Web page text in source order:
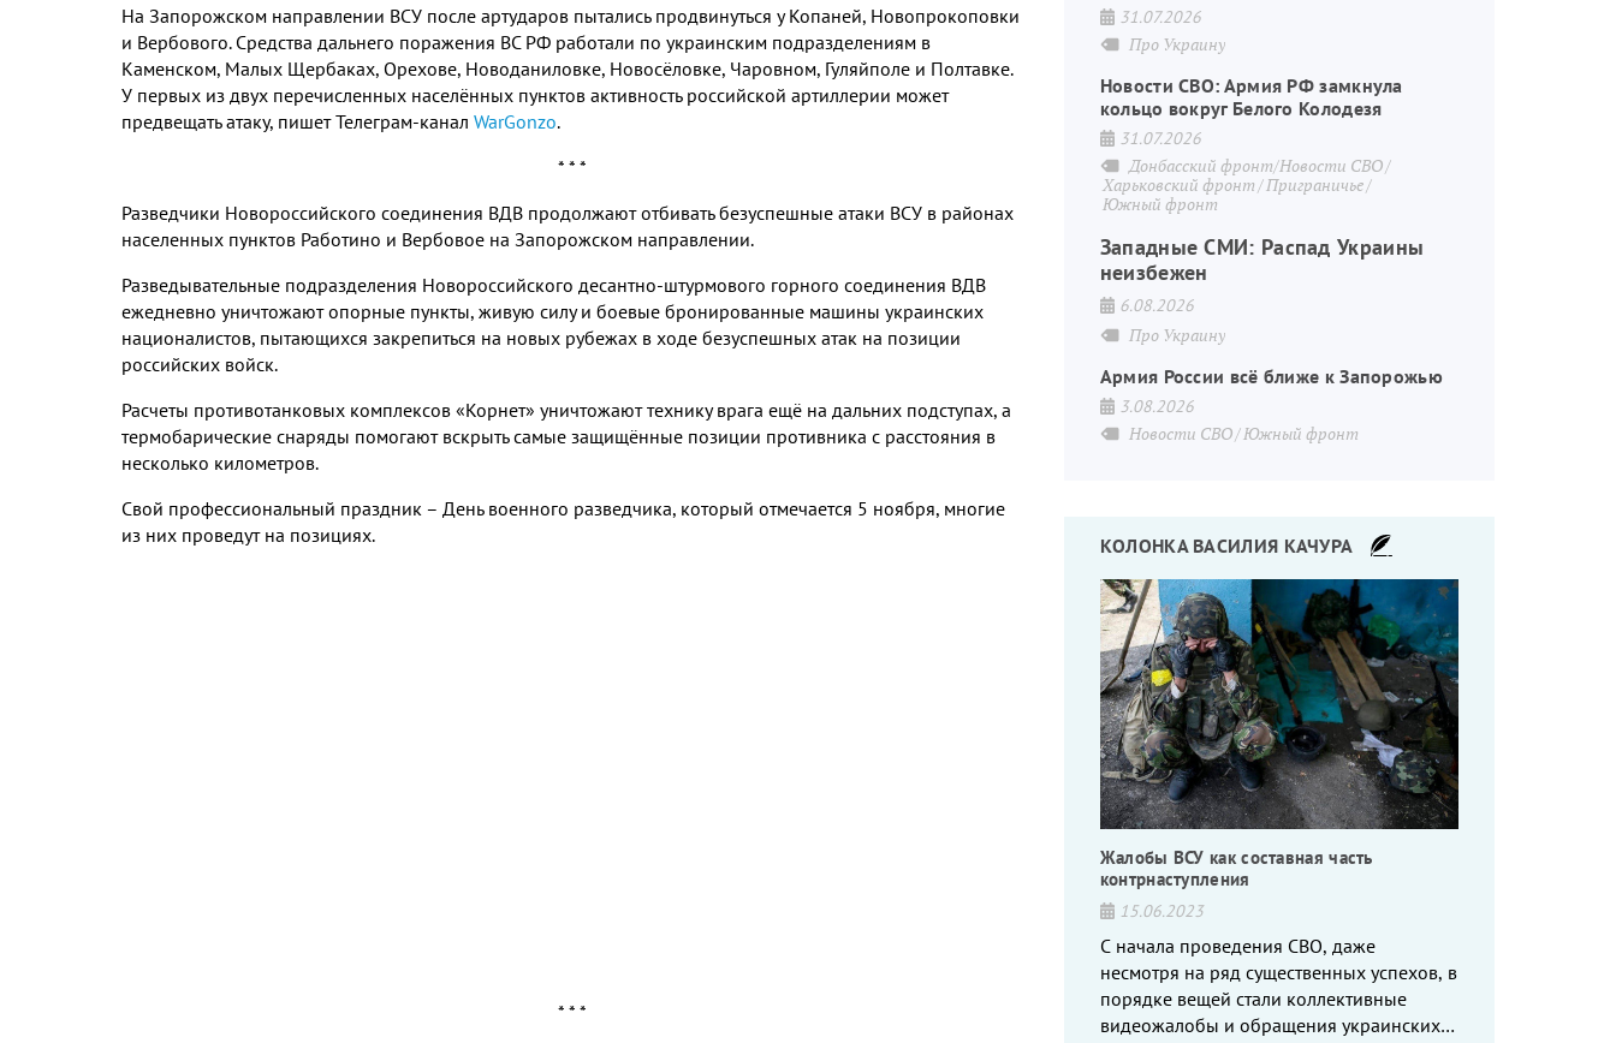
На Запорожском направлении ВСУ после артударов пытались продвинуться у Копаней, Новопрокоповки
и Вербового. Средства дальнего поражения ВС РФ работали по украинским подразделениям в
Каменском, Малых Щербаках, Орехове, Новоданиловке, Новосёловке, Чаровном, Гуляйполе и Полтавке.
У первых из двух перечисленных населённых пунктов активность российской артиллерии может
предвещать атаку, пишет Телеграм-канал WarGonzo.
* * *
Разведчики Новороссийского соединения ВДВ продолжают отбивать безуспешные атаки ВСУ в районах
населенных пунктов Работино и Вербовое на Запорожском направлении.
Разведывательные подразделения Новороссийского десантно-штурмового горного соединения ВДВ
ежедневно уничтожают опорные пункты, живую силу и боевые бронированные машины украинских
националистов, пытающихся закрепиться на новых рубежах в ходе безуспешных атак на позиции
российских войск.
Расчеты противотанковых комплексов «Корнет» уничтожают технику врага ещё на дальних подступах, а
термобарические снаряды помогают вскрыть самые защищённые позиции противника с расстояния в
несколько километров.
Свой профессиональный праздник – День военного разведчика, который отмечается 5 ноября, многие
из них проведут на позициях.
* * *
31.07.2026
Про Украину
Новости СВО: Армия РФ замкнула
кольцо вокруг Белого Колодезя
31.07.2026
Донбасский фронт/Новости СВО
Харьковский фронт Приграничье
Южный фронт
Западные СМИ: Распад Украины
неизбежен
6.08.2026
Про Украину
Армия России всё ближе к Запорожью
3.08.2026
Новости СВО Южный фронт
КОЛОНКА ВАСИЛИЯ КАЧУРА
Жалобы ВСУ как составная часть
контрнаступления
15.06.2023
С начала проведения СВО, даже
несмотря на ряд существенных успехов, в
порядке вещей стали коллективные
видеожалобы и обращения украинских